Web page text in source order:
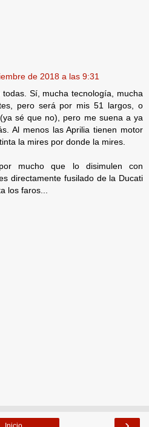
de 2018 a las 9:31
Sí, mucha tecnología, mucha
pero será por mis 51 largos, o
sé que no), pero me suena a ya
Al menos las Aprilia tienen motor
la mires por donde la mires.
mucho que lo disimulen con
directamente fusilado de la Ducati
los faros...